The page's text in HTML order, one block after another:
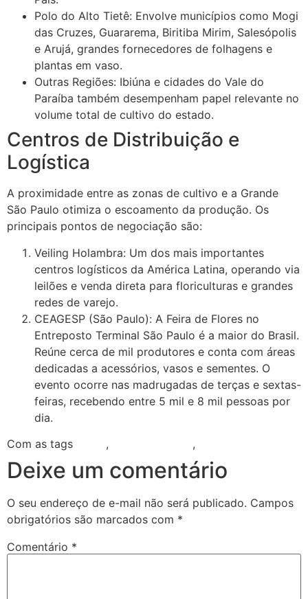
Polo do Alto Tietê: Envolve municípios como Mogi
das Cruzes, Guararema, Biritiba Mirim, Salesópolis
e Arujá, grandes fornecedores de folhagens e
plantas em vaso.
Outras Regiões: Ibiúna e cidades do Vale do
Paraíba também desempenham papel relevante no
volume total de cultivo do estado.
Centros de Distribuição e
Logística
A proximidade entre as zonas de cultivo e a Grande
São Paulo otimiza o escoamento da produção. Os
principais pontos de negociação são:
Veiling Holambra: Um dos mais importantes
centros logísticos da América Latina, operando via
leilões e venda direta para floriculturas e grandes
redes de varejo.
CEAGESP (São Paulo): A Feira de Flores no
Entreposto Terminal São Paulo é a maior do Brasil.
Reúne cerca de mil produtores e conta com áreas
dedicadas a acessórios, vasos e sementes. O
evento ocorre nas madrugadas de terças e sextas-
feiras, recebendo entre 5 mil e 8 mil pessoas por
dia.
Com as tags
, ,
Deixe um comentário
O seu endereço de e-mail não será publicado. Campos
obrigatórios são marcados com *
Comentário *